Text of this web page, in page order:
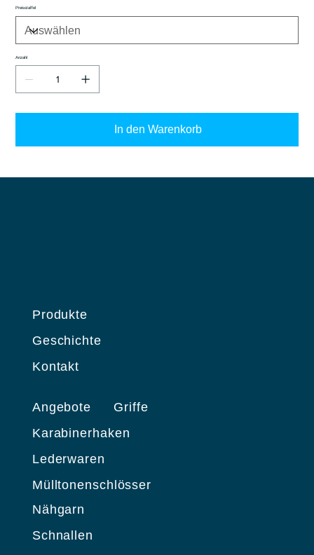
Preisstaffel
Anzahl
In den Warenkorb
Produkte
Geschichte
Kontakt
Nähgarn
Schnallen
Angebote
Griffe
Karabinerhaken
Lederwaren
Mülltonenschlösser